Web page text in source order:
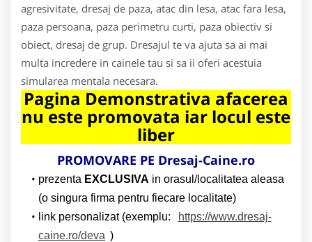
agresivitate, dresaj de paza, atac din lesa, atac fara lesa,
paza persoana, paza perimetru curti, paza obiectiv si
obiect, dresaj de grup. Dresajul te va ajuta sa ai mai
multa incredere in cainele tau si sa ii oferi acestuia
simularea mentala necesara.
Pagina Demonstrativa afacerea
nu este promovata iar locul este
liber
PROMOVARE PE Dresaj-Caine.ro
prezenta EXCLUSIVA in orasul/localitatea aleasa
(o singura firma pentru fiecare localitate)
link personalizat (exemplu:
https://www.dresaj-
caine.ro/deva )